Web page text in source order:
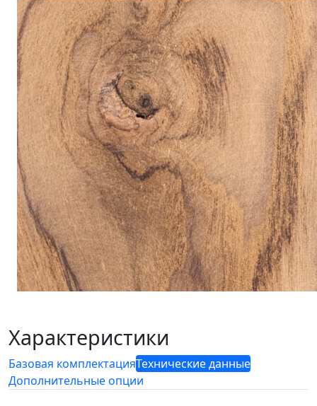
Характеристики
Базовая комплектацияТехнические данные
Дополнительные опции